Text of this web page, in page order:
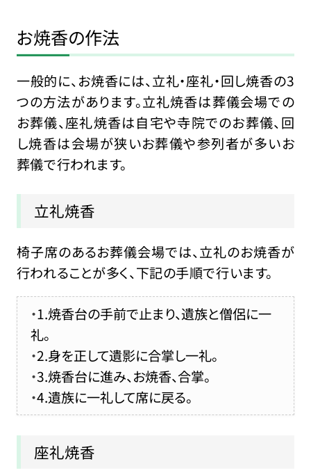
お焼香の作法
一般的に、お焼香には、立礼・座礼・回し焼香の3
つの方法があります。立礼焼香は葬儀会場での
お葬儀、座礼焼香は自宅や寺院でのお葬儀、回
し焼香は会場が狭いお葬儀や参列者が多いお
葬儀で行われます。
立礼焼香
椅子席のあるお葬儀会場では、立礼のお焼香が
行われることが多く、下記の手順で行います。
1.焼香台の手前で止まり、遺族と僧侶に一
礼。
2.身を正して遺影に合掌し一礼。
3.焼香台に進み、お焼香、合掌。
4.遺族に一礼して席に戻る。
座礼焼香